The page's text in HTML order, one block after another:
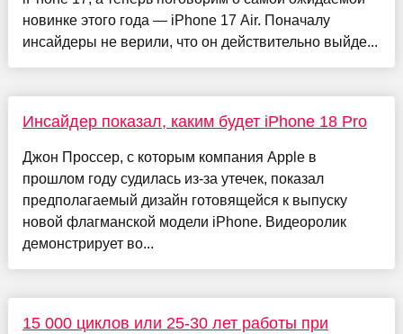
новинке этого года — iPhone 17 Air. Поначалу
инсайдеры не верили, что он действительно выйде...
Инсайдер показал, каким будет iPhone 18 Pro
Джон Проссер, с которым компания Apple в
прошлом году судилась из-за утечек, показал
предполагаемый дизайн готовящейся к выпуску
новой флагманской модели iPhone. Видеоролик
демонстрирует во...
15 000 циклов или 25-30 лет работы при